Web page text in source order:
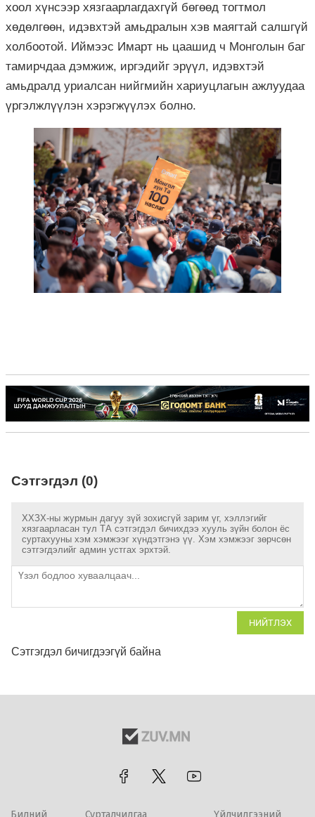
хоол хүнсээр хязгаарлагдахгүй бөгөөд тогтмол
хөдөлгөөн, идэвхтэй амьдралын хэв маягтай салшгүй
холбоотой. Иймээс Имарт нь цаашид ч Монголын баг
тамирчдаа дэмжиж, иргэдийг эрүүл, идэвхтэй
амьдралд уриалсан нийгмийн хариуцлагын ажлуудаа
үргэлжлүүлэн хэрэгжүүлэх болно.
Сэтгэгдэл (0)
ХХЗХ-ны журмын дагуу зүй зохисгүй зарим үг, хэллэгийг
хязгаарласан тул ТА сэтгэгдэл бичихдээ хууль зүйн болон ёс
суртахууны хэм хэмжээг хүндэтгэнэ үү. Хэм хэмжээг зөрчсөн
сэтгэгдэлийг админ устгах эрхтэй.
НИЙТЛЭХ
Сэтгэгдэл бичигдээгүй байна
Бидний Сурталчилгаа Үйлчилгээний